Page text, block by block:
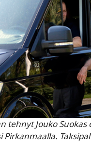
tehnyt Jouko
Pirkanmaalla.